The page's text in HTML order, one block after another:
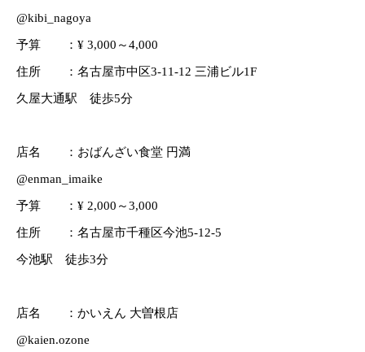
@kibi_nagoya
予算 ：¥ 3,000～4,000
住所 ：名古屋市中区3-11-12 三浦ビル1F
久屋大通駅 徒歩5分
店名 ：おばんざい食堂 円満
@enman_imaike
予算 ：¥ 2,000～3,000
住所 ：名古屋市千種区今池5-12-5
今池駅 徒歩3分
店名 ：かいえん 大曽根店
@kaien.ozone